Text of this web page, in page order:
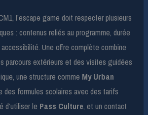
l’escape game doit respecter plusieurs
: contenus reliés au programme, durée
Une offre complète combine
parcours extérieurs et des visites guidées
une structure comme My Urban
des formules scolaires avec des tarifs
d’utiliser le Pass Culture, et un contact